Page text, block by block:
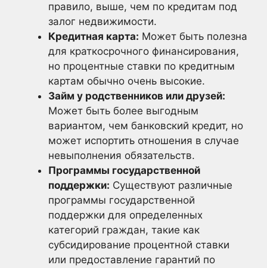
правило, выше, чем по кредитам под
залог недвижимости.
Кредитная карта: Может быть полезна
для краткосрочного финансирования,
но процентные ставки по кредитным
картам обычно очень высокие.
Займ у родственников или друзей:
Может быть более выгодным
вариантом, чем банковский кредит, но
может испортить отношения в случае
невыполнения обязательств.
Программы государственной
поддержки: Существуют различные
программы государственной
поддержки для определенных
категорий граждан, такие как
субсидирование процентной ставки
или предоставление гарантий по